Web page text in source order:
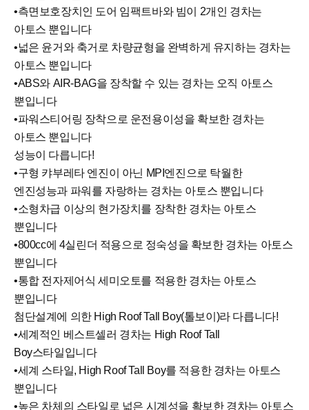
•측면보호장치인 도어 임팩트바와 빔이 2개인 경차는
아토스 뿐입니다
•넓은 윤거와 축거로 차량균형을 완벽하게 유지하는 경차는
아토스 뿐입니다
•ABS와 AIR-BAG을 장착할 수 있는 경차는 오직 아토스
뿐입니다
•파워스티어링 장착으로 운전용이성을 확보한 경차는
아토스 뿐입니다
성능이 다릅니다!
•구형 캬부레타 엔진이 아닌 MPI엔진으로 탁월한
엔진성능과 파워를 자랑하는 경차는 아토스 뿐입니다
•소형차급 이상의 현가장치를 장착한 경차는 아토스
뿐입니다
•800cc에 4실린더 적용으로 정숙성을 확보한 경차는 아토스
뿐입니다
•통합 전자제어식 세미오토를 적용한 경차는 아토스
뿐입니다
첨단설계에 의한 High Roof Tall Boy(톨보이)라 다릅니다!
•세계적인 베스트셀러 경차는 High Roof Tall
Boy스타일입니다
•세계 스타일, High Roof Tall Boy를 적용한 경차는 아토스
뿐입니다
•높은 차체의 스타일로 넓은 시계성을 확보한 경차는 아토스